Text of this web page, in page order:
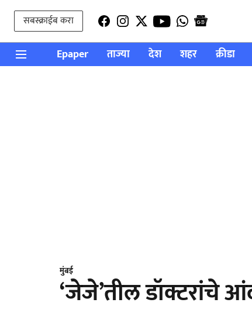
सबस्क्राईब करा
Epaper ताज्या देश शहर क्रीडा
मुंबई
‘जेजे’तील डॉक्टरांचे